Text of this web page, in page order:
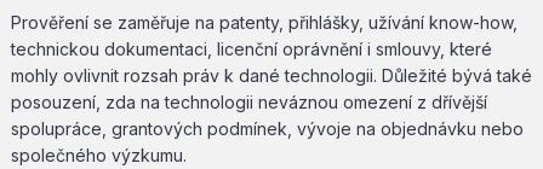
Prověření se zaměřuje na patenty, přihlášky, užívání know-how,
technickou dokumentaci, licenční oprávnění i smlouvy, které
mohly ovlivnit rozsah práv k dané technologii. Důležité bývá také
posouzení, zda na technologii neváznou omezení z dřívější
spolupráce, grantových podmínek, vývoje na objednávku nebo
společného výzkumu.